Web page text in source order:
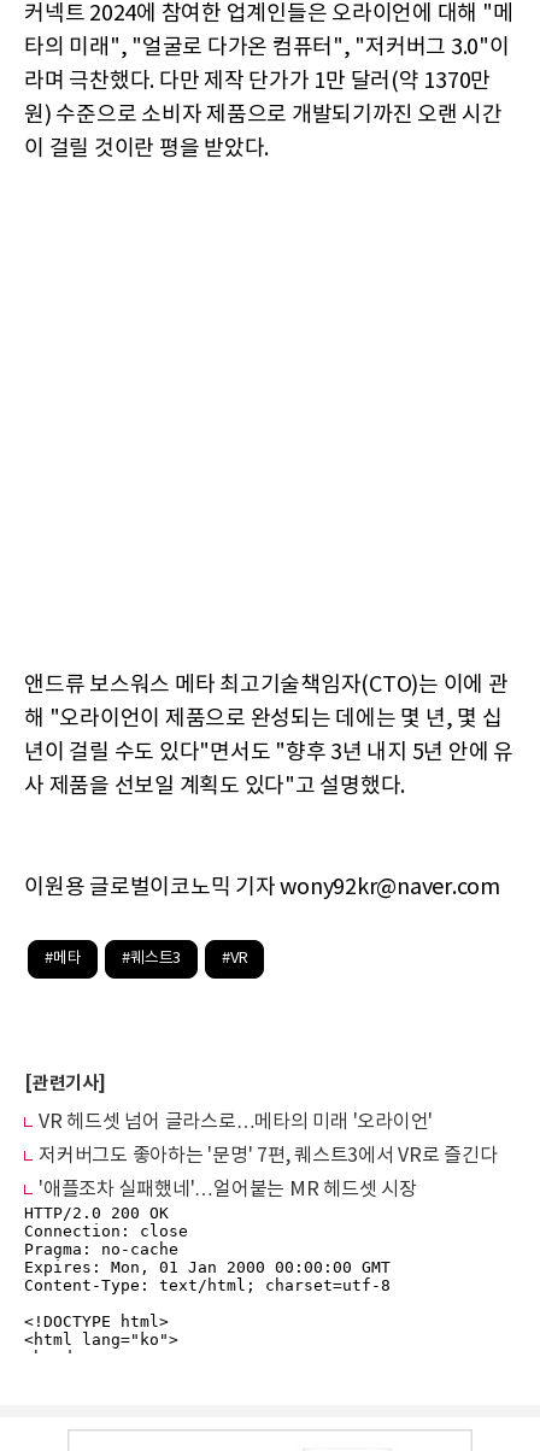
커넥트 2024에 참여한 업계인들은 오라이언에 대해 "메
타의 미래", "얼굴로 다가온 컴퓨터", "저커버그 3.0"이
라며 극찬했다. 다만 제작 단가가 1만 달러(약 1370만
원) 수준으로 소비자 제품으로 개발되기까진 오랜 시간
이 걸릴 것이란 평을 받았다.
앤드류 보스워스 메타 최고기술책임자(CTO)는 이에 관
해 "오라이언이 제품으로 완성되는 데에는 몇 년, 몇 십
년이 걸릴 수도 있다"면서도 "향후 3년 내지 5년 안에 유
사 제품을 선보일 계획도 있다"고 설명했다.
이원용 글로벌이코노믹 기자 wony92kr@naver.com
#메타 #퀘스트3 #VR
[관련기사]
VR 헤드셋 넘어 글라스로…메타의 미래 '오라이언'
저커버그도 좋아하는 '문명' 7편, 퀘스트3에서 VR로 즐긴다
'애플조차 실패했네'…얼어붙는 MR 헤드셋 시장